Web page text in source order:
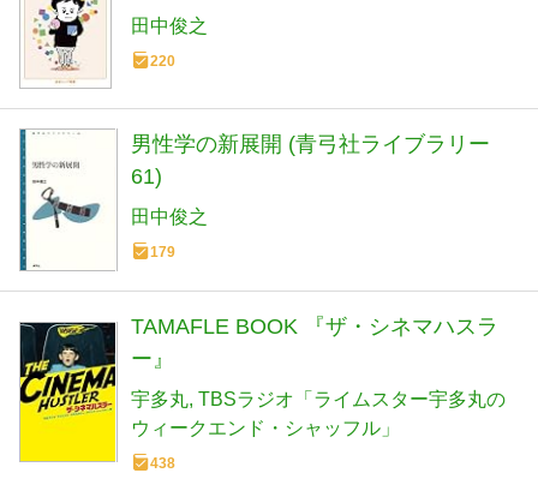
田中俊之
220
男性学の新展開 (青弓社ライブラリー
61)
田中俊之
179
TAMAFLE BOOK 『ザ・シネマハスラ
ー』
宇多丸 TBSラジオ「ライムスター宇多丸の
ウィークエンド・シャッフル」
438